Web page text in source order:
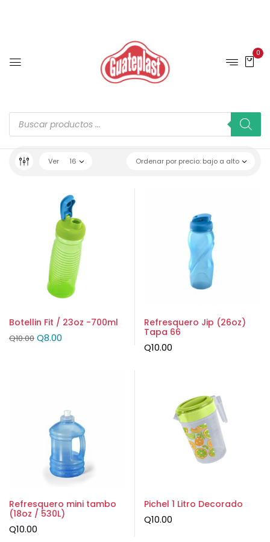
0
Ordenar por precio: bajo a alto
Ver 16
Botellin Fit / 23oz -700ml
Q10.00 Q8.00
Refresquero Jip (26oz)
Tapa 66
Q10.00
Refresquero mini tambo
(18oz / 530L)
Q10.00
Pichel 1 Litro Decorado
Q10.00